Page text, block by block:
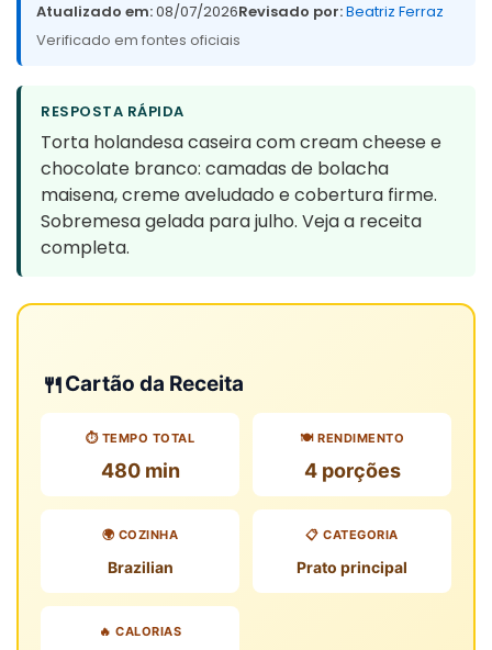
Atualizado em:08/07/2026Revisado por:Beatriz Ferraz
Verificado em fontes oficiais
RESPOSTA RÁPIDA
Torta holandesa caseira com cream cheese e
chocolate branco: camadas de bolacha
maisena, creme aveludado e cobertura firme.
Sobremesa gelada para julho. Veja a receita
completa.
🍴Cartão da Receita
⏱️ TEMPO TOTAL
480 min
🍽️ RENDIMENTO
4 porções
🌍 COZINHA
Brazilian
📋 CATEGORIA
Prato principal
🔥 CALORIAS